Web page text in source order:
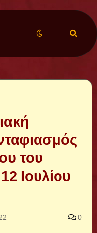
του
Ιουλίου
0